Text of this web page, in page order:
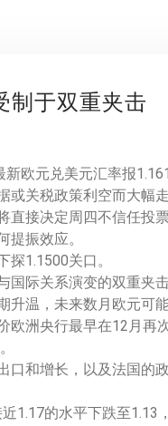
制于双重夹击
欧元兑美元汇率报
关税政策利空而大幅走
接决定周四不信任投票
振效应。
1.1500关口。
际关系演变的双重夹击
温，未来数月欧元可能
洲央行最早在12月再
和增长，以及法国的
1.17的水平下跌至1.13